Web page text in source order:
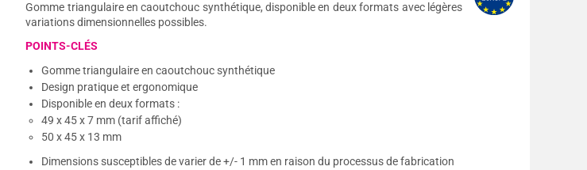
Gomme triangulaire en caoutchouc synthétique, disponible en deux formats avec légères
variations dimensionnelles possibles.
POINTS-CLÉS
Gomme triangulaire en caoutchouc synthétique
Design pratique et ergonomique
Disponible en deux formats :
49 x 45 x 7 mm (tarif affiché)
50 x 45 x 13 mm
Dimensions susceptibles de varier de +/- 1 mm en raison du processus de fabrication